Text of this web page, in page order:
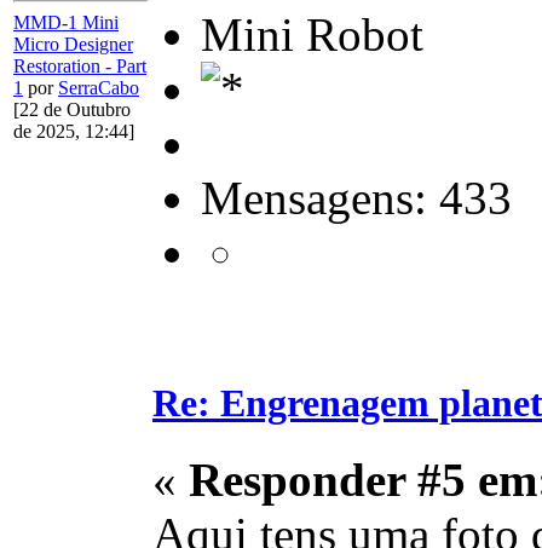
MMD-1 Mini
Micro Designer
Restoration - Part
1 por SerraCabo
[22 de Outubro
de 2025, 12:44]
Mini Robot
Mensagens: 433
Re: Engrenagem
« Responder #5
Aqui tens uma foto